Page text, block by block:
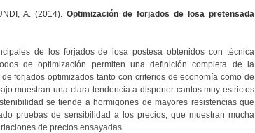
A. (2014).Optimización de forjados de losa pretensada
de los forjados de losa postesa obtenidos con técnica
de optimización permiten una definición completa de la
forjados optimizados tanto con criterios de economía como de
muestran una clara tendencia a disponer cantos muy estrictos
se tiende a hormigones de mayores resistencias que
pruebas de sensibilidad a los precios, que muestran mucha
de precios ensayadas.